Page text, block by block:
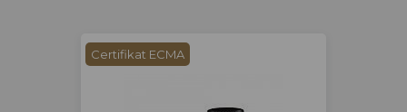
Certifikat ECMA